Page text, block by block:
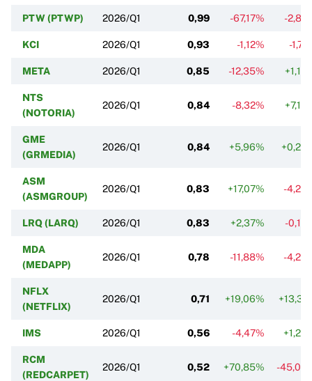
PTW (PTWP) 2026/Q1 0,99 -67,17% -
KCI 2026/Q1 0,93 -1,12% -
META 2026/Q1 0,85 -12,35%
NTS
(NOTORIA)
2026/Q1 0,84 -8,32%
GME
(GRMEDIA)
2026/Q1 0,84 +5,96%
ASM
(ASMGROUP)
2026/Q1 0,83 +17,07% -
LRQ (LARQ) 2026/Q1 0,83 +2,37% -
MDA
(MEDAPP)
2026/Q1 0,78 -11,88% -
NFLX
(NETFLIX)
2026/Q1 0,71 +19,06%
IMS 2026/Q1 0,56 -4,47%
RCM
(REDCARPET)
2026/Q1 0,52 +70,85% -